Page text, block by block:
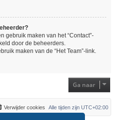
gebruik maken van het “Contact”-
door de beheerders.
maken van de “Het Team”-link.
Ga naar
Alle tijden zijn UTC+02:00
Verwijder cookies